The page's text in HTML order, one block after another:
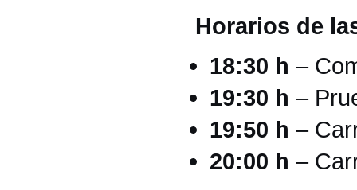
Horarios de
18:30 h –
19:30 h –
19:50 h –
20:00 h –